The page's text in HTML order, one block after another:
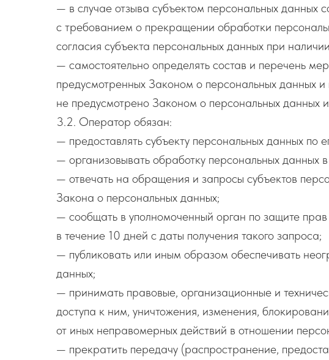
— в случае отзыва субъектом персональных данных
с требованием о прекращении обработки
согласия субъекта персональных данных при
— самостоятельно определять состав и перечень
предусмотренных Законом о персональных данных
не предусмотрено Законом о персональных данных
3.2. Оператор обязан:
— предоставлять субъекту персональных данных
— организовывать обработку персональных
— отвечать на обращения и запросы субъектов
Закона о персональных данных;
— сообщать в уполномоченный орган по защите
в течение 10 дней с даты получения такого запроса;
— публиковать или иным образом обеспечивать
данных;
— принимать правовые, организационные и
доступа к ним, уничтожения, изменения,
от иных неправомерных действий в отношении
— прекратить передачу (распространение,